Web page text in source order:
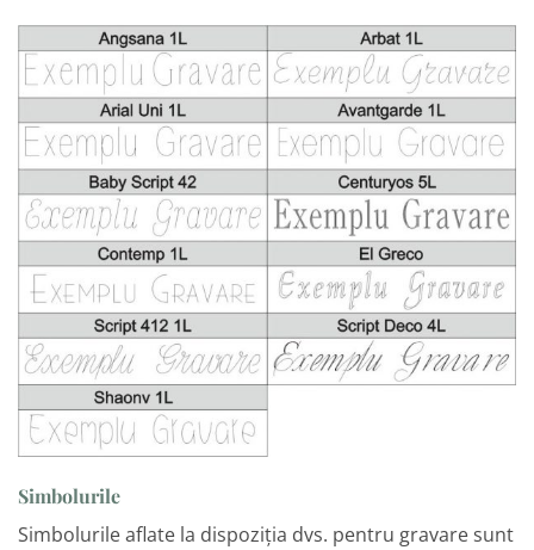
Simbolurile
Simbolurile aflate la dispoziția dvs. pentru gravare sunt